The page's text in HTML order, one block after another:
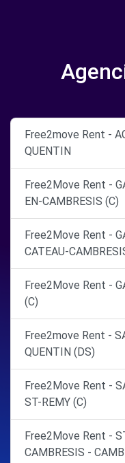
Free2move Rent -
QUENTIN
Free2Move Rent -
EN-CAMBRESIS (C)
Free2Move Rent -
CATEAU-
Free2Move Rent -
(C)
Free2move Rent -
QUENTIN (DS)
Free2Move Rent -
ST-REMY (C)
Free2Move Rent -
CAMBRESIS -